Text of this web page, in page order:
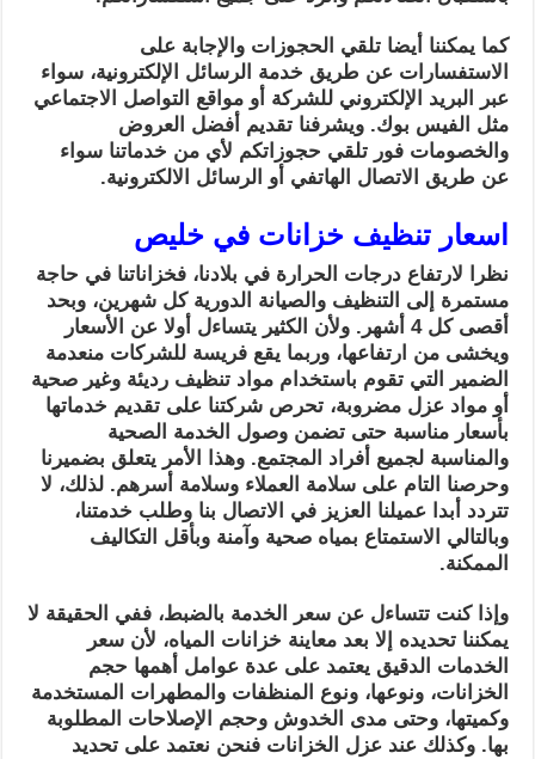
كما يمكننا أيضا تلقي الحجوزات والإجابة على
الاستفسارات عن طريق خدمة الرسائل الإلكترونية، سواء
عبر البريد الإلكتروني للشركة أو مواقع التواصل الاجتماعي
مثل الفيس بوك. ويشرفنا تقديم أفضل العروض
والخصومات فور تلقي حجوزاتكم لأي من خدماتنا سواء
عن طريق الاتصال الهاتفي أو الرسائل الالكترونية.
اسعار تنظيف خزانات في خليص
نظرا لارتفاع درجات الحرارة في بلادنا، فخزاناتنا في حاجة
مستمرة إلى التنظيف والصيانة الدورية كل شهرين، وبحد
أقصى كل 4 أشهر. ولأن الكثير يتساءل أولا عن الأسعار
ويخشى من ارتفاعها، وربما يقع فريسة للشركات منعدمة
الضمير التي تقوم باستخدام مواد تنظيف رديئة وغير صحية
أو مواد عزل مضروبة، تحرص شركتنا على تقديم خدماتها
بأسعار مناسبة حتى تضمن وصول الخدمة الصحية
والمناسبة لجميع أفراد المجتمع. وهذا الأمر يتعلق بضميرنا
وحرصنا التام على سلامة العملاء وسلامة أسرهم. لذلك، لا
تتردد أبدا عميلنا العزيز في الاتصال بنا وطلب خدمتنا،
وبالتالي الاستمتاع بمياه صحية وآمنة وبأقل التكاليف
الممكنة.
وإذا كنت تتساءل عن سعر الخدمة بالضبط، ففي الحقيقة لا
يمكننا تحديده إلا بعد معاينة خزانات المياه، لأن سعر
الخدمات الدقيق يعتمد على عدة عوامل أهمها حجم
الخزانات، ونوعها، ونوع المنظفات والمطهرات المستخدمة
وكميتها، وحتى مدى الخدوش وحجم الإصلاحات المطلوبة
بها. وكذلك عند عزل الخزانات فنحن نعتمد على تحديد